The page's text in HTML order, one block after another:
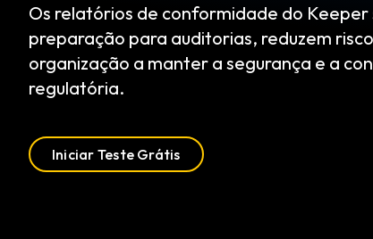
Os relatórios de conformidade do Keeper
preparação para auditorias, reduzem
organização a manter a segurança e a
regulatória.
Iniciar Teste Grátis